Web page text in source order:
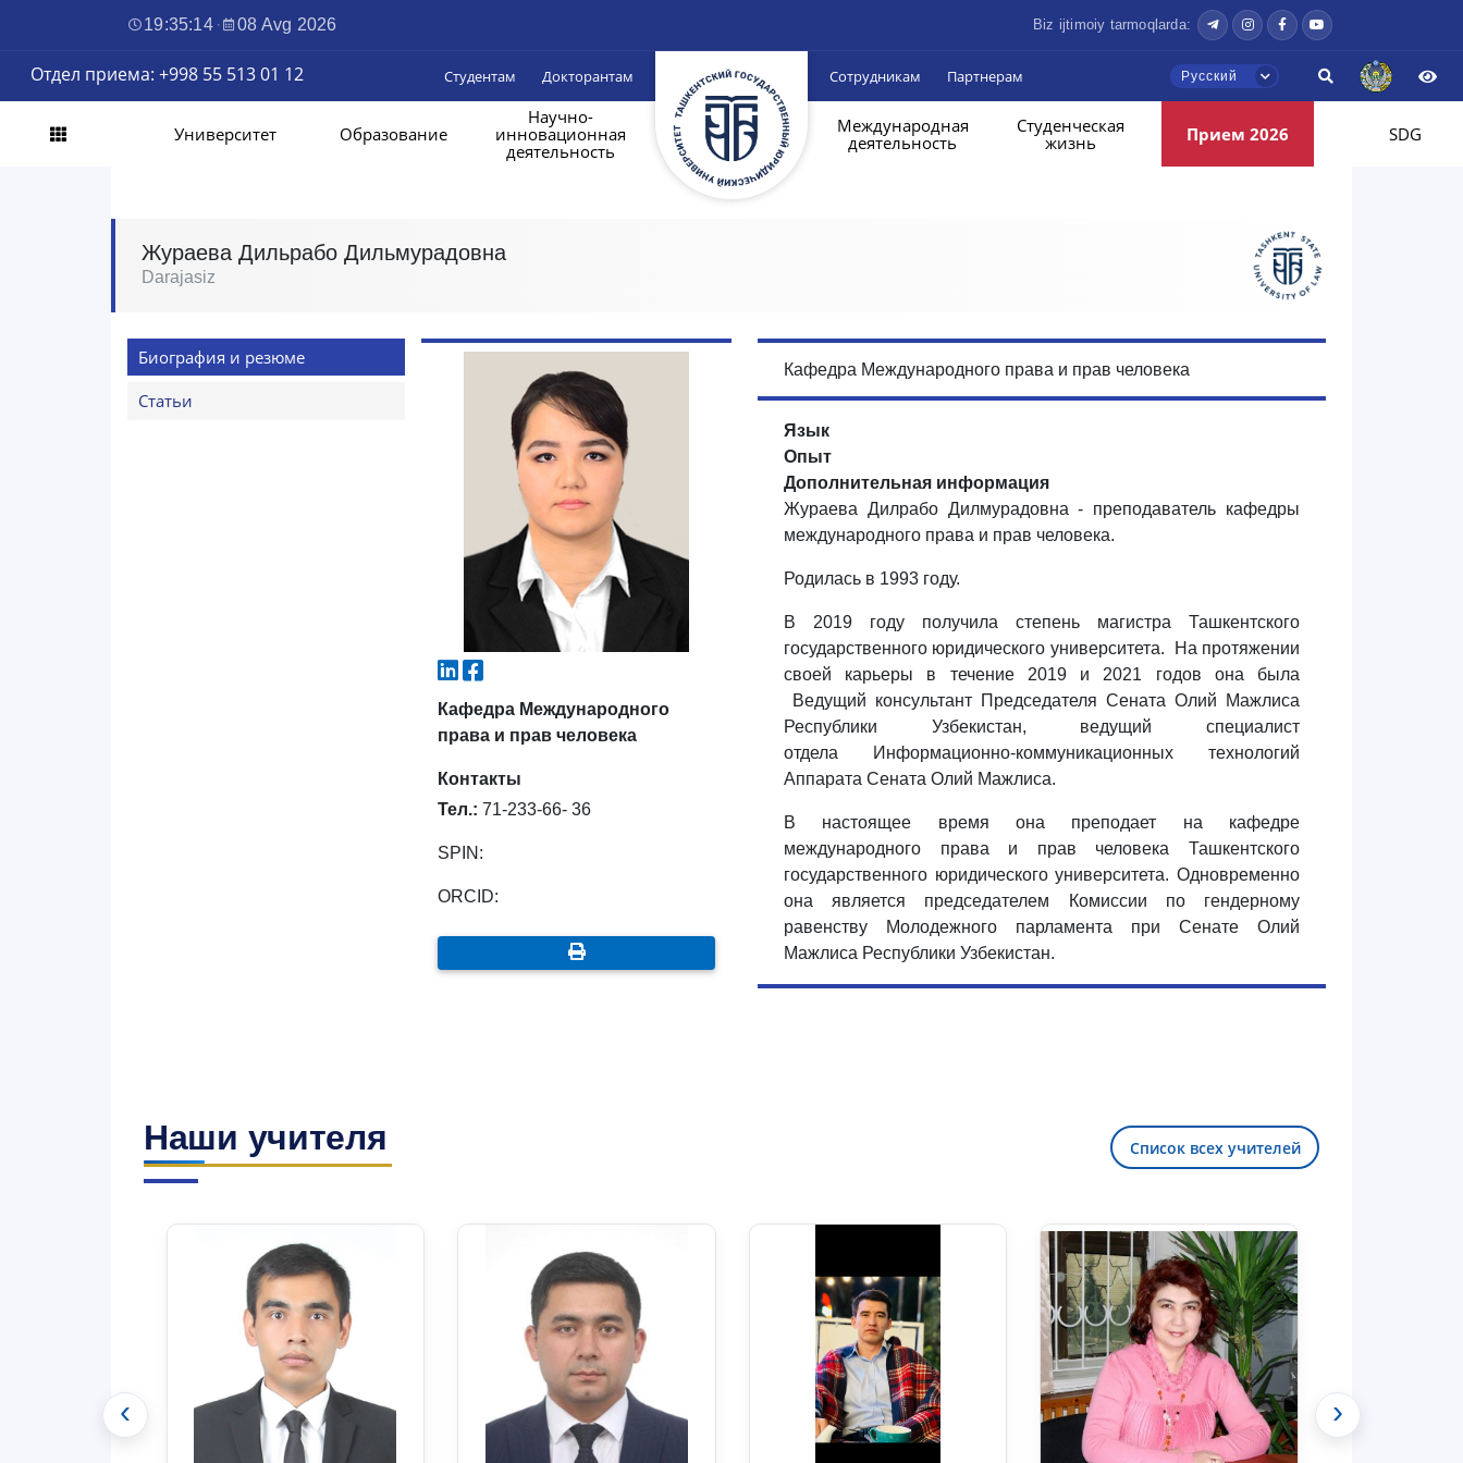
19:35:15 · 08 Avg 2026 Biz ijtimoiy tarmoqlarda:
Отдел приема: +998 55 513 01 12 Студентам Докторантам Сотрудникам Партнерам Русский
Университет Образование
Научно-
инновационная
деятельность
Международная
деятельность
Студенческая
жизнь
Прием 2026 SDG
Жураева Дильрабо Дильмурадовна
Darajasiz
Биография и резюме
Статьи
Кафедра Международного
права и прав человека
Контакты
Тел.: 71-233-66- 36
SPIN:
ORCID:
Кафедра Международного права и прав человека
Язык
Опыт
Дополнительная информация
Жураева Дилрабо Дилмурадовна - преподаватель кафедры
международного права и прав человека.
Родилась в 1993 году.
В 2019 году получила степень магистра Ташкентского
государственного юридического университета. На протяжении
своей карьеры в течение 2019 и 2021 годов она была
Ведущий консультант Председателя Сената Олий Мажлиса
Республики Узбекистан, ведущий специалист
отдела Информационно-коммуникационных технологий
Аппарата Сената Олий Мажлиса.
В настоящее время она преподает на кафедре
международного права и прав человека Ташкентского
государственного юридического университета. Одновременно
она является председателем Комиссии по гендерному
равенству Молодежного парламента при Сенате Олий
Мажлиса Республики Узбекистан.
Наши учителя Список всех учителей
‹ ›
Здравствуйте! Добро пожаловать в
чат приёмной комиссии ТГЮУ.
Оставляйте здесь свои обращения
по вопросам приёма.